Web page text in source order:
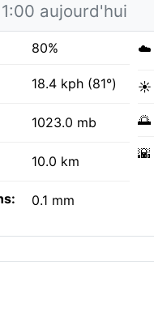
aujourd'hui
80%
18.4 kph (81°)
1023.0 mb
10.0 km
0.1 mm
☁️
☀️
🌅
🌇